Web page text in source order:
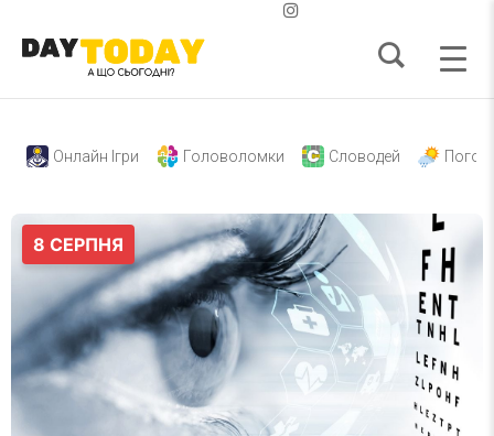
Онлайн Ігри Головоломки Словодей